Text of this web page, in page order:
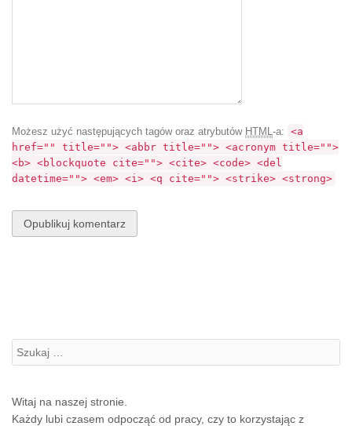
Możesz użyć następujących tagów oraz atrybutów HTML-a: <a
href="" title=""> <abbr title=""> <acronym title="">
<b> <blockquote cite=""> <cite> <code> <del
datetime=""> <em> <i> <q cite=""> <strike> <strong>
Szukanie:
Witaj na naszej stronie.
Każdy lubi czasem odpocząć od pracy, czy to korzystając z